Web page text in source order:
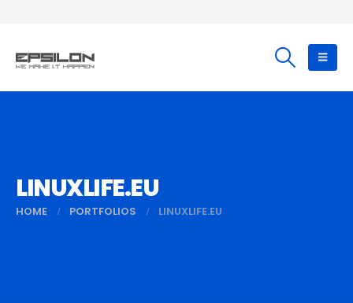
LINUXLIFE.EU
HOME PORTFOLIOS LINUXLIFE.EU